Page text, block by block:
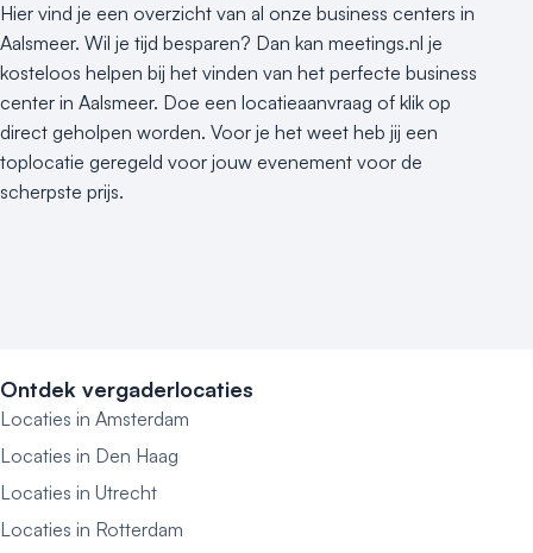
Hier vind je een overzicht van al onze business centers in
Aalsmeer. Wil je tijd besparen? Dan kan meetings.nl je
kosteloos helpen bij het vinden van het perfecte business
center in Aalsmeer. Doe een locatieaanvraag of klik op
direct geholpen worden. Voor je het weet heb jij een
toplocatie geregeld voor jouw evenement voor de
scherpste prijs.
Ontdek vergaderlocaties
Locaties in Amsterdam
Locaties in Den Haag
Locaties in Utrecht
Locaties in Rotterdam